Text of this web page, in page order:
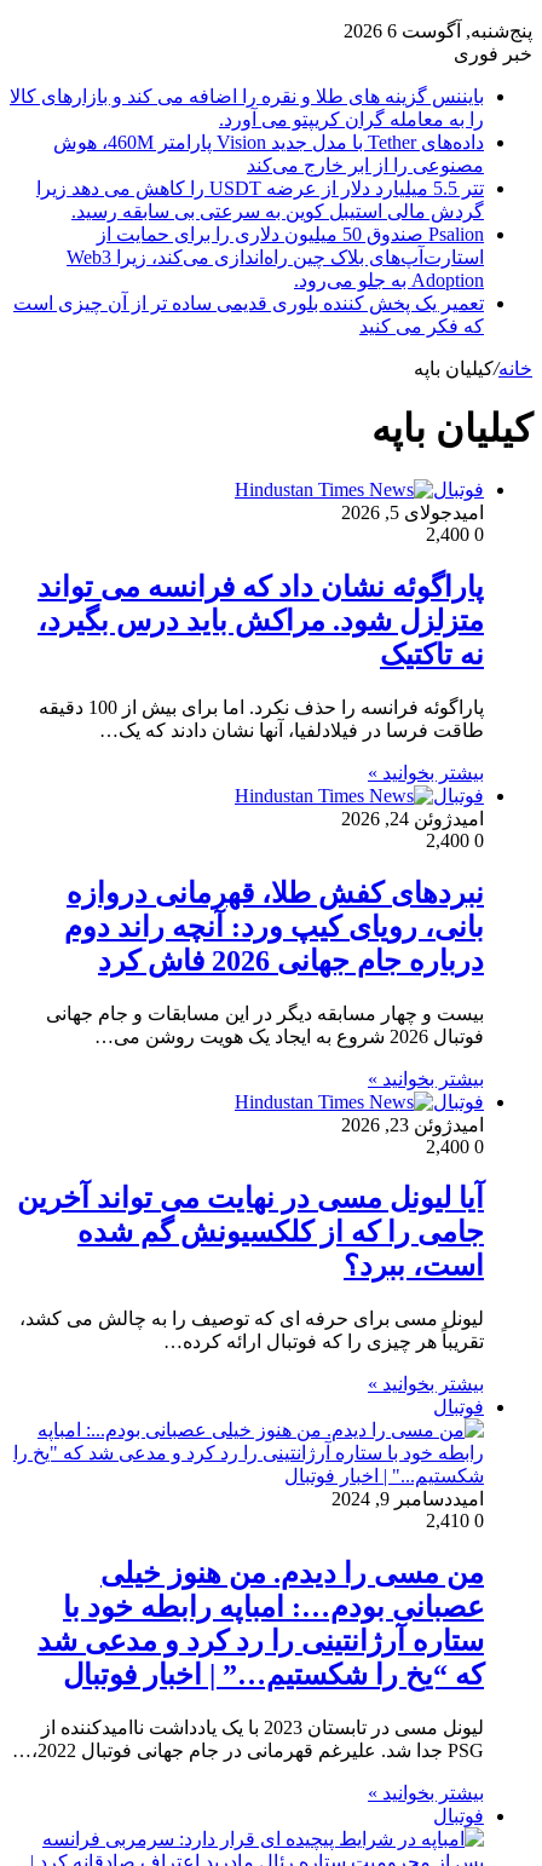
پنج‌شنبه, آگوست 6 2026
خبر فوری
بایننس گزینه های طلا و نقره را اضافه می کند و بازارهای کالا
را به معامله گران کریپتو می آورد.
داده‌های Tether با مدل جدید Vision پارامتر 460M، هوش
مصنوعی را از ابر خارج می‌کند
تتر 5.5 میلیارد دلار از عرضه USDT را کاهش می دهد زیرا
گردش مالی استیبل کوین به سرعتی بی سابقه رسید.
Psalion صندوق 50 میلیون دلاری را برای حمایت از
استارت‌آپ‌های بلاک چین راه‌اندازی می‌کند، زیرا Web3
Adoption به جلو می‌رود.
تعمیر یک پخش کننده بلوری قدیمی ساده تر از آن چیزی است
که فکر می کنید
خانه/کیلیان باپه
کیلیان باپه
فوتبال
امیدجولای 5, 2026
0
پاراگوئه نشان داد که فرانسه می تواند
متزلزل شود. مراکش باید درس بگیرد،
نه تاکتیک
پاراگوئه فرانسه را حذف نکرد. اما برای بیش از 100 دقیقه
طاقت فرسا در فیلادلفیا، آنها نشان دادند که یک…
بیشتر بخوانید »
فوتبال
امیدژوئن 24, 2026
0
نبردهای کفش طلا، قهرمانی دروازه
بانی، رویای کیپ ورد: آنچه راند دوم
درباره جام جهانی 2026 فاش کرد
بیست و چهار مسابقه دیگر در این مسابقات و جام جهانی
فوتبال 2026 شروع به ایجاد یک هویت روشن می…
بیشتر بخوانید »
فوتبال
امیدژوئن 23, 2026
0
آیا لیونل مسی در نهایت می تواند آخرین
جامی را که از کلکسیونش گم شده
است، ببرد؟
لیونل مسی برای حرفه ای که توصیف را به چالش می کشد،
تقریباً هر چیزی را که فوتبال ارائه کرده…
بیشتر بخوانید »
فوتبال
امیددسامبر 9, 2024
0
من مسی را دیدم. من هنوز خیلی
عصبانی بودم…: امباپه رابطه خود با
ستاره آرژانتینی را رد کرد و مدعی شد
که “یخ را شکستیم…” | اخبار فوتبال
لیونل مسی در تابستان 2023 با یک یادداشت ناامیدکننده از
PSG جدا شد. علیرغم قهرمانی در جام جهانی فوتبال 2022،…
بیشتر بخوانید »
فوتبال